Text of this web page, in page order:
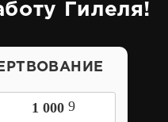
Гилеля!
1 000 9